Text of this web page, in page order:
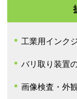
工業用インク
バリ取り装置
画像検査・外